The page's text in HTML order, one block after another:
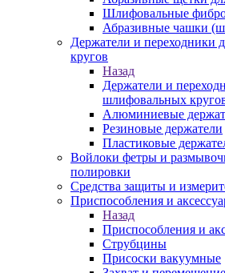
Шлифовальные
Абразивные чашки
Держатели и переходники
кругов
Назад
Держатели и
шлифовальных
Алюминиевые
Резиновые держатели
Пластиковые
Войлоки фетры и
полировки
Средства защиты и
Приспособления и
Назад
Приспособления и
Струбцины
Присоски вакуумные